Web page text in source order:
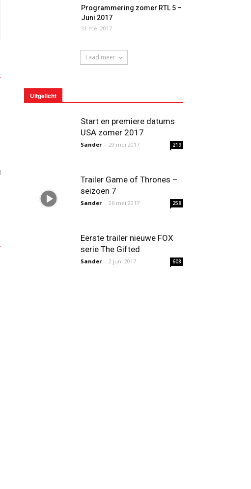
Programmering zomer RTL 5 –
Juni 2017
31 mei 2017
Laad meer
Uitgelicht
Start en premiere datums
USA zomer 2017
Sander - 29 mei 2017 219
Trailer Game of Thrones –
seizoen 7
Sander - 26 mei 2017 258
Eerste trailer nieuwe FOX
serie The Gifted
Sander - 2 juni 2017 608